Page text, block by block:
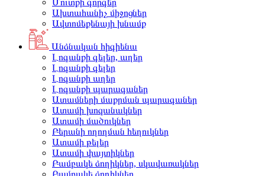
Մուտքի գորգեր
Ախտահանիչ միջոցներ
Ավտոմեքենայի խնամք
Անձնական հիգիենա
Լոգանքի գելեր, աղեր
Լոգանքի գելեր
Լոգանքի աղեր
Լոգանքի պարագաներ
Ատամների մաքրման պարագաներ
Ատամի խոզանակներ
Ատամի մածուկներ
Բերանի ողողման հեղուկներ
Ատամի թելեր
Ատամի փայտիկներ
Բամբակե ձողիկներ, սկավառակներ
Բամբակե ձողիկներ